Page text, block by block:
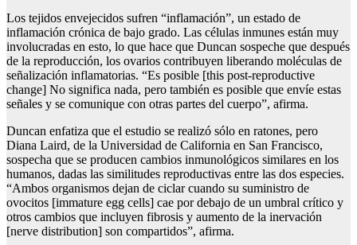
Los tejidos envejecidos sufren “inflamación”, un estado de
inflamación crónica de bajo grado. Las células inmunes están muy
involucradas en esto, lo que hace que Duncan sospeche que después
de la reproducción, los ovarios contribuyen liberando moléculas de
señalización inflamatorias. “Es posible [this post-reproductive
change] No significa nada, pero también es posible que envíe estas
señales y se comunique con otras partes del cuerpo”, afirma.
Duncan enfatiza que el estudio se realizó sólo en ratones, pero
Diana Laird, de la Universidad de California en San Francisco,
sospecha que se producen cambios inmunológicos similares en los
humanos, dadas las similitudes reproductivas entre las dos especies.
“Ambos organismos dejan de ciclar cuando su suministro de
ovocitos [immature egg cells] cae por debajo de un umbral crítico y
otros cambios que incluyen fibrosis y aumento de la inervación
[nerve distribution] son compartidos”, afirma.